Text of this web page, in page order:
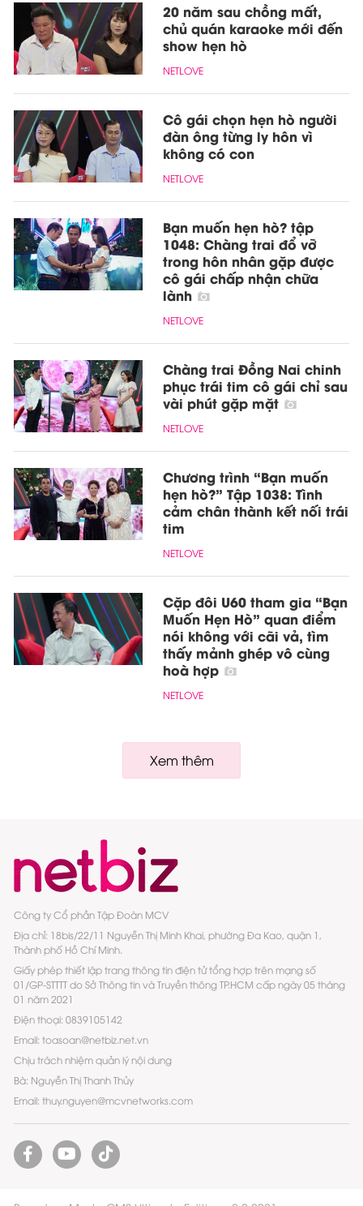
20 năm sau chồng mất,
chủ quán karaoke mới đến
show hẹn hò
NETLOVE
Cô gái chọn hẹn hò người
đàn ông từng ly hôn vì
không có con
NETLOVE
Bạn muốn hẹn hò? tập
1048: Chàng trai đổ vỡ
trong hôn nhân gặp được
cô gái chấp nhận chữa
lành
NETLOVE
Chàng trai Đồng Nai chinh
phục trái tim cô gái chỉ sau
vài phút gặp mặt
NETLOVE
Chương trình “Bạn muốn
hẹn hò?” Tập 1038: Tình
cảm chân thành kết nối trái
tim
NETLOVE
Cặp đôi U60 tham gia “Bạn
Muốn Hẹn Hò” quan điểm
nói không với cãi vả, tìm
thấy mảnh ghép vô cùng
hoà hợp
NETLOVE
Xem thêm
Công ty Cổ phần Tập Đoàn MCV
Địa chỉ: 18bis/22/11 Nguyễn Thị Minh Khai, phường Đa Kao, quận 1,
Thành phố Hồ Chí Minh.
Giấy phép thiết lập trang thông tin điện tử tổng hợp trên mạng số
01/GP-STTTT do Sở Thông tin và Truyền thông TP.HCM cấp ngày 05 tháng
01 năm 2021
Điện thoại: 0839105142
Email: toasoan@netbiz.net.vn
Chịu trách nhiệm quản lý nội dung
Bà: Nguyễn Thị Thanh Thủy
Email: thuy.nguyen@mcvnetworks.com